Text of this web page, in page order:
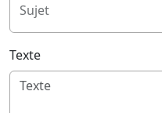
Sujet
Texte